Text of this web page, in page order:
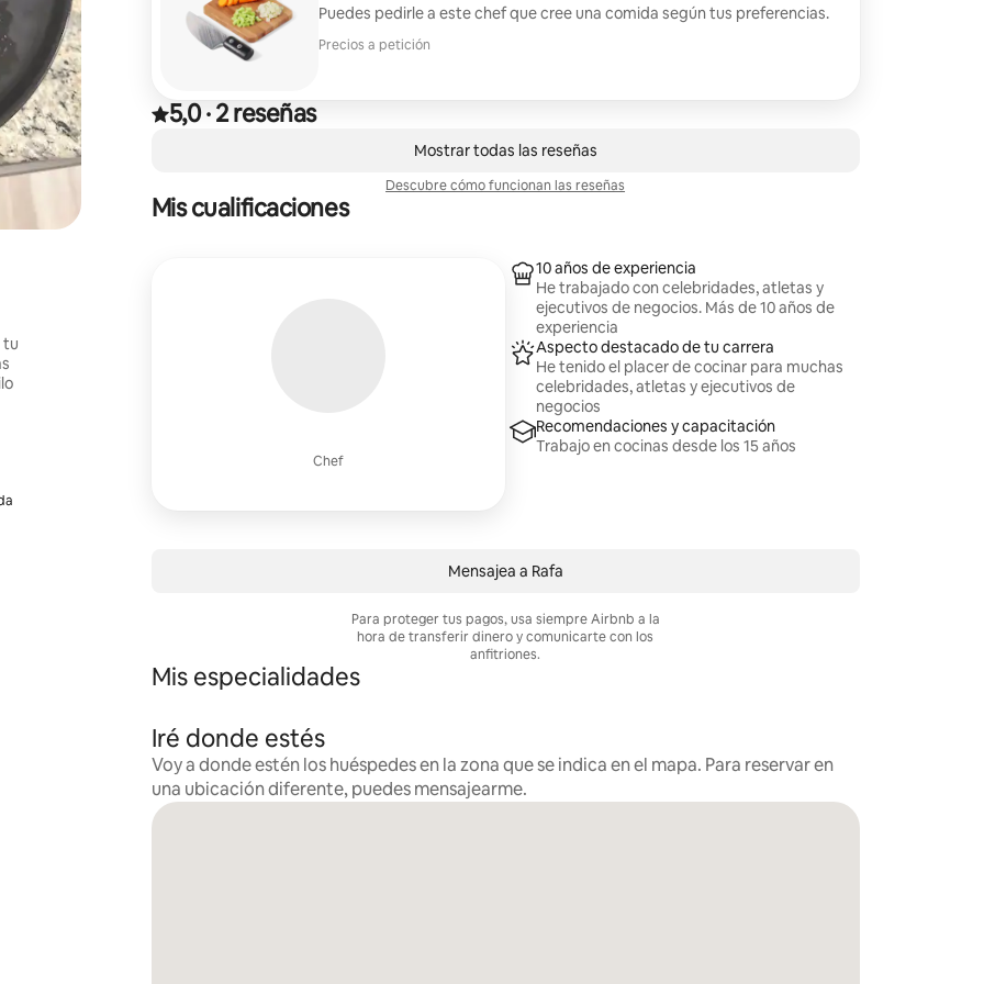
tu
Puedes pedirle a este chef que cree una comida según tus preferencias.
Precios a petición
Valoración de 5,0 sobre 5 estrellas sobre la base de 2 reseñas
5,0
, ·2 reseñas
Mostrar todas las reseñas
Descubre cómo funcionan las reseñas
Mis cualificaciones
Chef
10 años de experiencia
He trabajado con celebridades, atletas y
ejecutivos de negocios. Más de 10 años de
experiencia
Aspecto destacado de tu carrera
He tenido el placer de cocinar para muchas
celebridades, atletas y ejecutivos de
negocios
Recomendaciones y capacitación
Trabajo en cocinas desde los 15 años
Mensajea a Rafa
Para proteger tus pagos, usa siempre Airbnb a la
hora de transferir dinero y comunicarte con los
anfitriones.
Mis especialidades
Iré donde estés
Voy a donde estén los huéspedes en la zona que se indica en el mapa. Para reservar en
una ubicación diferente, puedes mensajearme.